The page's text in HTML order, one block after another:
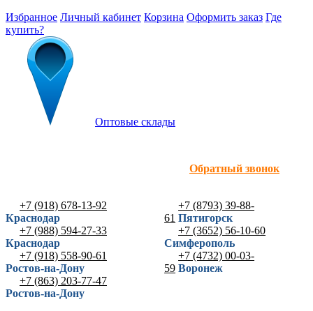
Избранное Личный кабинет Корзина Оформить заказ Где
купить?
Оптовые склады
Обратный звонок
+7 (918) 678-13-92
Краснодар
+7 (988) 594-27-33
Краснодар
+7 (918) 558-90-61
Ростов-на-Дону
+7 (863) 203-77-47
Ростов-на-Дону
+7 (8793) 39-88-
61 Пятигорск
+7 (3652) 56-10-60
Симферополь
+7 (4732) 00-03-
59 Воронеж